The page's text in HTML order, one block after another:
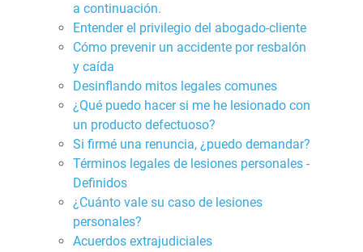
a continuación.
Entender el privilegio del abogado-cliente
Cómo prevenir un accidente por resbalón
y caída
Desinflando mitos legales comunes
¿Qué puedo hacer si me he lesionado con
un producto defectuoso?
Si firmé una renuncia, ¿puedo demandar?
Términos legales de lesiones personales -
Definidos
¿Cuánto vale su caso de lesiones
personales?
Acuerdos extrajudiciales